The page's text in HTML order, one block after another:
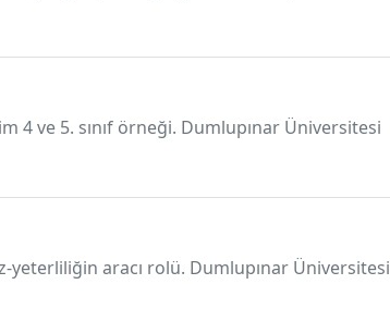
4 ve 5. sınıf örneği. Dumlupınar Üniversitesi
yeterliliğin aracı rolü. Dumlupınar Üniversitesi